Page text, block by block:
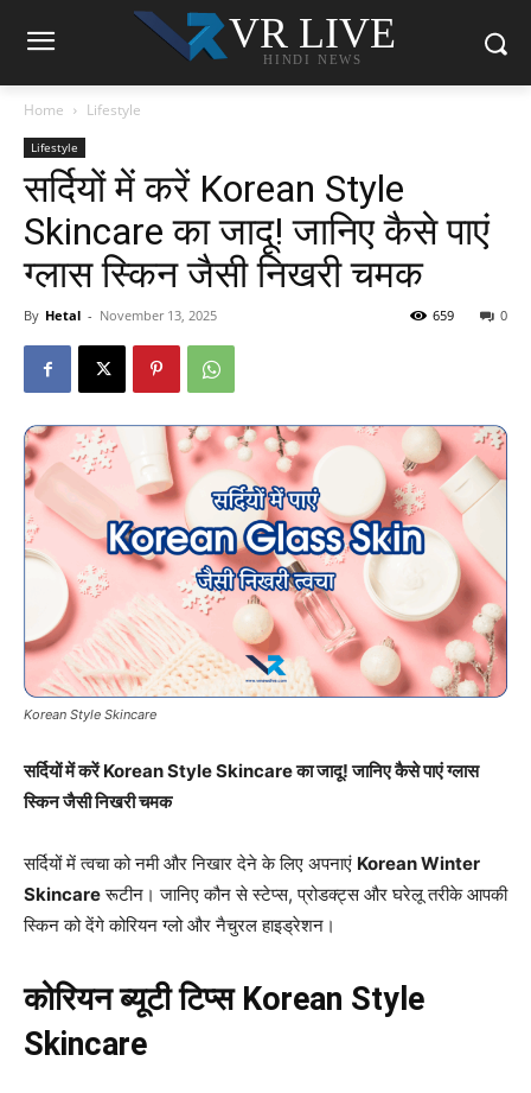
VR LIVE
HINDI NEWS
Home Lifestyle
Lifestyle
सर्दियों में करें Korean Style
Skincare का जादू! जानिए कैसे पाएं
ग्लास स्किन जैसी निखरी चमक
By Hetal - November 13, 2025 0
659
Korean Style Skincare
सर्दियों में करें Korean Style Skincare का जादू! जानिए कैसे पाएं ग्लास
स्किन जैसी निखरी चमक
सर्दियों में त्वचा को नमी और निखार देने के लिए अपनाएं Korean Winter
Skincareरूटीन। जानिए कौन से स्टेप्स, प्रोडक्ट्स और घरेलू तरीके आपकी
स्किन को देंगे कोरियन ग्लो और नैचुरल हाइड्रेशन।
कोरियन ब्यूटी टिप्स Korean Style
Skincare